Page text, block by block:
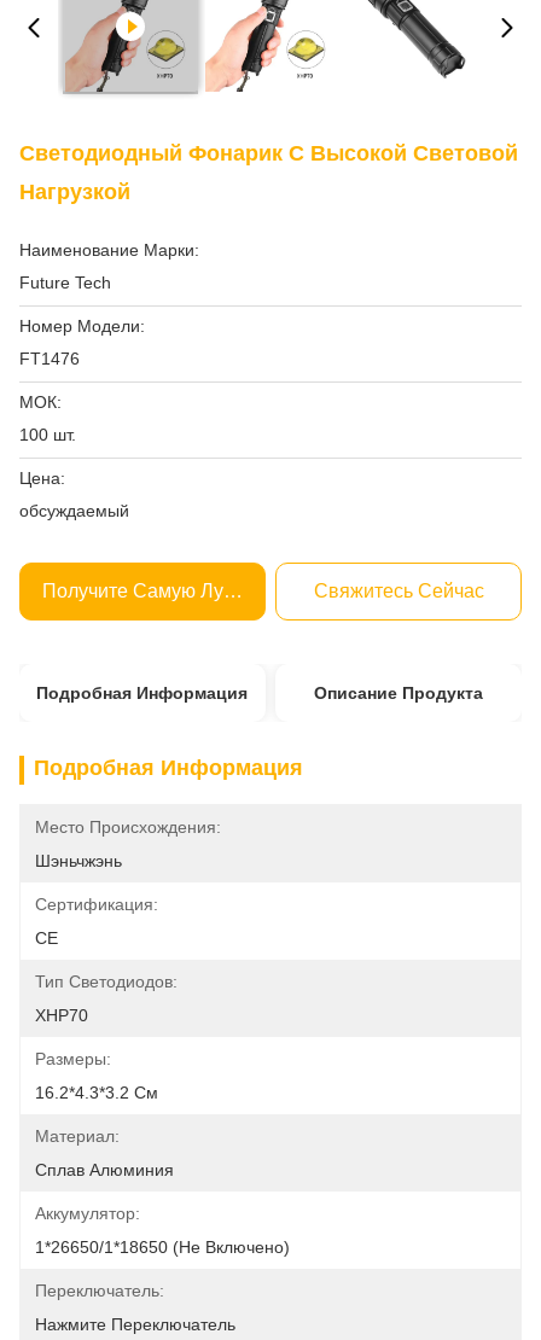
Светодиодный Фонарик С Высокой Световой
Нагрузкой
Наименование Марки:
Future Tech
Номер Модели:
FT1476
МОК:
100 шт.
Цена:
обсуждаемый
Получите Самую Лучшую ЦенуСвяжитесь Сейчас
Подробная Информация Описание Продукта
Подробная Информация
Место Происхождения:
Шэньчжэнь
Сертификация:
CE
Тип Светодиодов:
XHP70
Размеры:
16.2*4.3*3.2 См
Материал:
Сплав Алюминия
Аккумулятор:
1*26650/1*18650 (не Включено)
Переключатель:
Нажмите Переключатель